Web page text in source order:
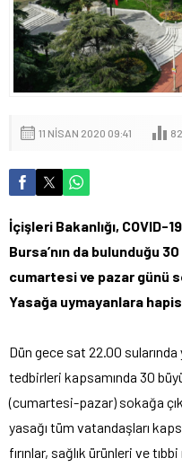
11 NISAN 2020 09:41
İçişleri Bakanlığı, COVID-
Bursa’nın da bulunduğu
cumartesi ve pazar günü
Yasağa uymayanlara
Dün gece sat 22.00
tedbirleri kapsamında 30
(cumartesi-pazar) sokağa
yasağı tüm vatandaşları
fırınlar, sağlık ürünleri ve